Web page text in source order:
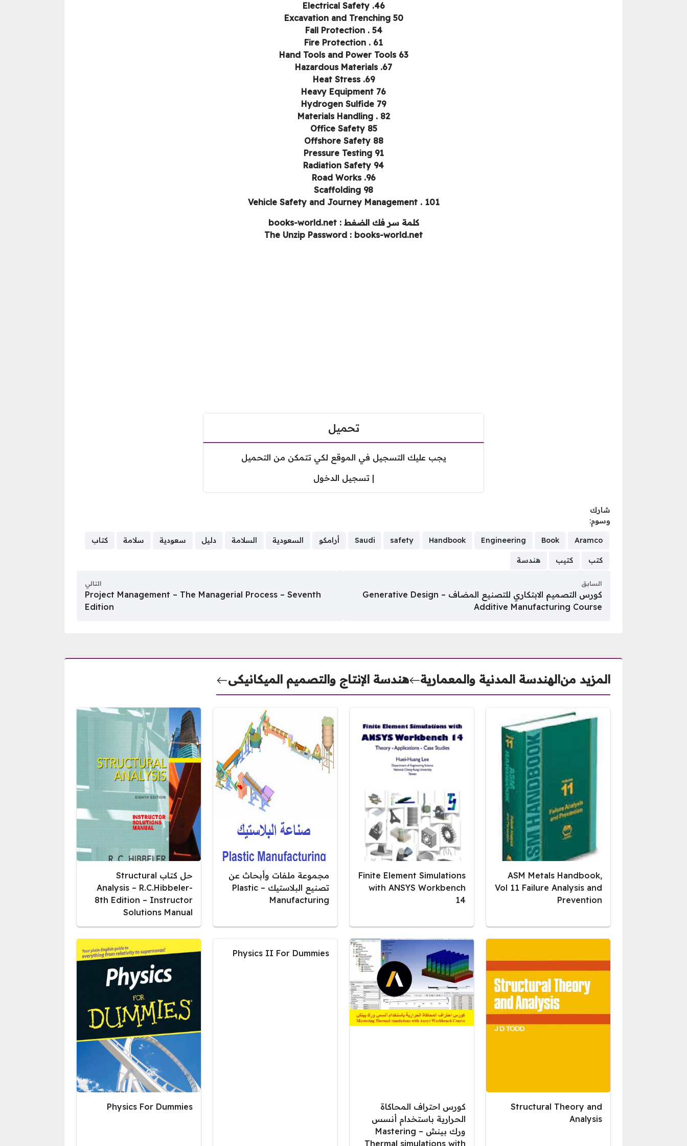
Electrical Safety .46
Excavation and Trenching 50
Fall Protection . 54
Fire Protection . 61
Hand Tools and Power Tools 63
Hazardous Materials .67
Heat Stress .69
Heavy Equipment 76
Hydrogen Sulfide 79
Materials Handling . 82
Office Safety 85
Offshore Safety 88
Pressure Testing 91
Radiation Safety 94
Road Works .96
Scaffolding 98
Vehicle Safety and Journey Management . 101
كلمة سر فك الضغط : books-world.net
The Unzip Password : books-world.net
تحميل
يجب عليك التسجيل في الموقع لكي تتمكن من التحميل
|تسجيل الدخول
شارك
وسوم:
Aramco
Book
Engineering
Handbook
safety
Saudi أرامكو السعودية السلامة دليل سعودية سلامة كتاب
كتب كتيب هندسة
السابق
كورس التصميم الابتكاري للتصنيع المضاف – Generative Design
Additive Manufacturing Course
التالي
Project Management – The Managerial Process – Seventh
Edition
المزيد من الهندسة المدنية والمعمارية هندسة الإنتاج والتصميم الميكانيكى
ASM Metals Handbook,
Vol 11 Failure Analysis and
Prevention
Finite Element Simulations
with ANSYS Workbench
14
مجموعة ملفات وأبحاث عن
تصنيع البلاستيك – Plastic
Manufacturing
حل كتاب Structural
Analysis – R.C.Hibbeler-
8th Edition – Instructor
Solutions Manual
Structural Theory and
Analysis
كورس احتراف المحاكاة
الحرارية باستخدام أنسس
ورك بينش – Mastering
Thermal simulations with
Physics II For Dummies
Physics For Dummies